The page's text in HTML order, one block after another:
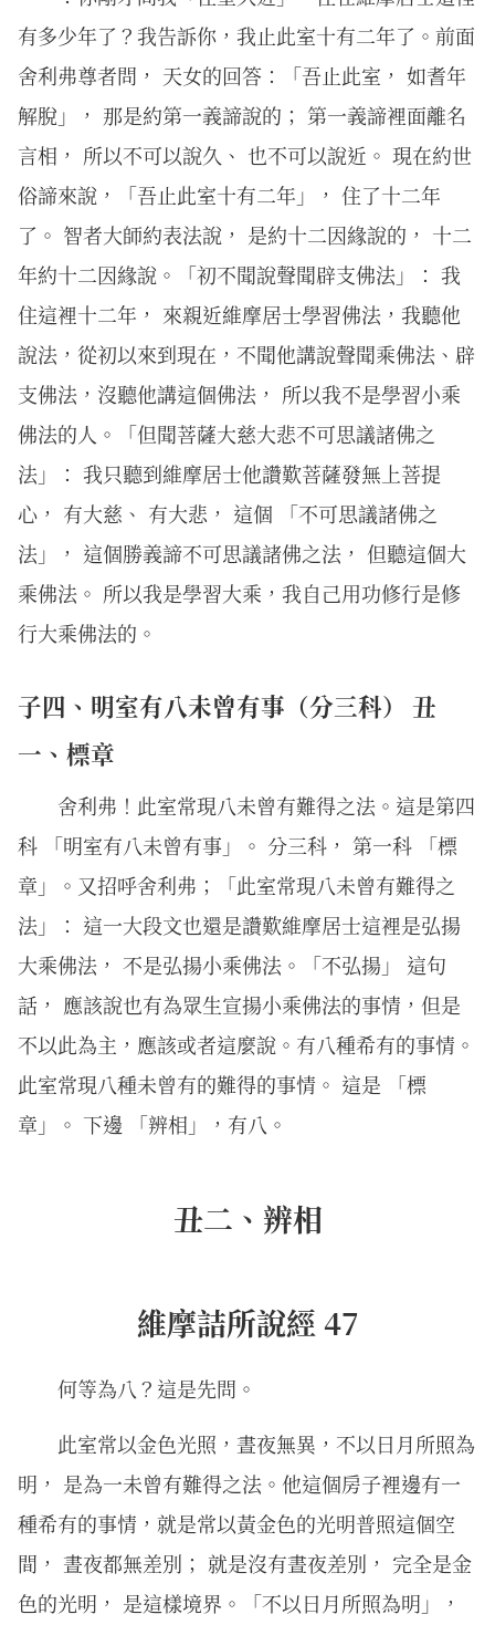
有多少年了？我告訴你，我止此室十有二年了。前面
舍利弗尊者問， 天女的回答：「吾止此室， 如耆年
解脫」， 那是約第一義諦說的； 第一義諦裡面離名
言相， 所以不可以說久、 也不可以說近。 現在約世
俗諦來說，「吾止此室十有二年」， 住了十二年
了。 智者大師約表法說， 是約十二因緣說的， 十二
年約十二因緣說。「初不聞說聲聞辟支佛法」： 我
住這裡十二年， 來親近維摩居士學習佛法，我聽他
說法，從初以來到現在，不聞他講說聲聞乘佛法、辟
支佛法，沒聽他講這個佛法， 所以我不是學習小乘
佛法的人。「但聞菩薩大慈大悲不可思議諸佛之
法」： 我只聽到維摩居士他讚歎菩薩發無上菩提
心， 有大慈、 有大悲， 這個 「不可思議諸佛之
法」， 這個勝義諦不可思議諸佛之法， 但聽這個大
乘佛法。 所以我是學習大乘，我自己用功修行是修
行大乘佛法的。
子四、明室有八未曾有事（分三科） 丑
一、標章
舍利弗！此室常現八未曾有難得之法。這是第四
科 「明室有八未曾有事」。 分三科， 第一科 「標
章」。又招呼舍利弗；「此室常現八未曾有難得之
法」： 這一大段文也還是讚歎維摩居士這裡是弘揚
大乘佛法， 不是弘揚小乘佛法。「不弘揚」 這句
話， 應該說也有為眾生宣揚小乘佛法的事情，但是
不以此為主，應該或者這麼說。有八種希有的事情。
此室常現八種未曾有的難得的事情。 這是 「標
章」。 下邊 「辨相」，有八。
丑二、辨相
維摩詰所說經 47
何等為八？這是先問。
此室常以金色光照，晝夜無異，不以日月所照為
明， 是為一未曾有難得之法。他這個房子裡邊有一
種希有的事情，就是常以黃金色的光明普照這個空
間， 晝夜都無差別； 就是沒有晝夜差別， 完全是金
色的光明， 是這樣境界。「不以日月所照為明」，